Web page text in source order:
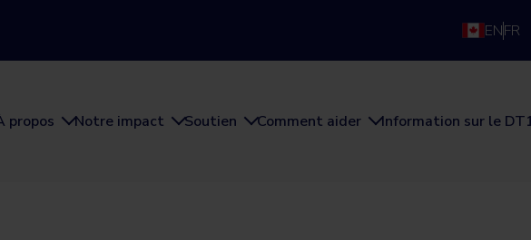
ENFR
propos
Notre impact Soutien Comment aider Information sur le